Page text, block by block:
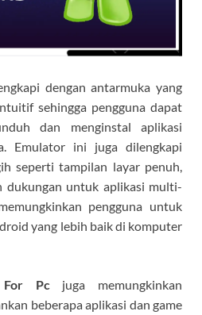
dengan antarmuka yang
sehingga pengguna dapat
dan menginstal aplikasi
Emulator ini juga dilengkapi
seperti tampilan layar penuh,
dukungan untuk aplikasi multi-
pengguna untuk
yang lebih baik di komputer
For Pcjuga memungkinkan
beberapa aplikasi dan game